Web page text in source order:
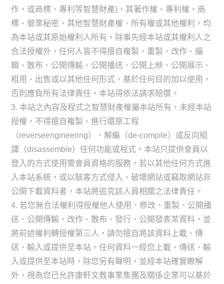
作，或商標、專利等智慧財產)，其著作權、專利權、商
標、營業秘密、其他智慧財產權、所有權或其他權利，均
為本站或其原始權利人所有，除事先經本站或其權利人之
合法授權外，任何人皆不得擅自複製、重製、改作、編
輯、散布、公開傳輸、公開播送、公開上映、公開展示、
租用、出售或以其他任何形式、基於任何目的加以使用，
否則應負所有法律責任，本站得依法請求賠償。
3. 本站之內容及程式之智慧財產權屬本站所有，未經本站
授權，不得擅自複製、進行還原工程
（reverseengineering）、解編（de-compile）或反向組
譯（disassemble）任何功能或程式。本站只提供會員以
登入的方式使用需會員資格的服務，若以其他任何方式進
入本站系統，或以駭客方式侵入、破壞網站或竊取網站非
公開下載資料者，本站將追究該人員相關之法律責任。
4. 若您無合法權利得授權他人使用、修改、重製、公開播
送、公開傳輸、改作、散布、發行、公開發表某資料，並
將前述權利轉授權第三人，請勿擅自將該資料上載、傳
送、輸入或提供至本站。任何資料一經您上載、傳送、輸
入或提供至本站時，除您另有聲明，並經本站確實瞭解
外，視為您已允許康軒文教事業集團及關係企業可以基於